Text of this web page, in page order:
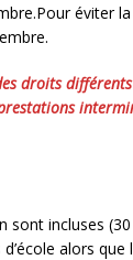
éviter
droits
sont incluses
alors que